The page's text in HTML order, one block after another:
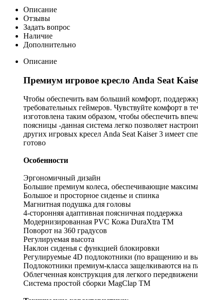
Описание
Отзывы
Задать вопрос
Наличие
Дополнительно
Описание
Премиум игровое кресло Anda Seat
Чтобы обеспечить вам больший комфорт,
требовательных геймеров. Чувствуйте комфорт в
изготовлена ​​таким образом, чтобы обеспечить
поясницы -данная система легко позволяет
других игровых кресел Anda Seat Kaiser 3 имеет
готово
Особенности
Эргономичный дизайн
Большие премиум колеса, обеспечивающие
Большое и просторное сиденье и спинка
Магнитная подушка для головы
4-сторонняя адаптивная поясничная поддержка
Модернизированная PVC Кожа DuraXtra TM
Поворот на 360 градусов
Регулируемая высота
Наклон сиденья с функцией блокировки
Регулируемые 4D подлокотники (по вращению и
Подлокотники премиум-класса защелкиваются на
Облегченная конструкция для легкого
Система простой сборки MagClap TM